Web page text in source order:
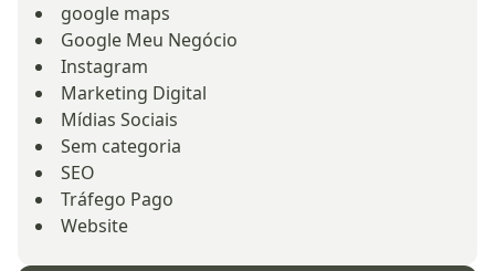
google maps
Google Meu Negócio
Instagram
Marketing Digital
Mídias Sociais
Sem categoria
SEO
Tráfego Pago
Website